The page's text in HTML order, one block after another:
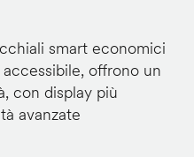
smart economici
offrono un
con display più
avanzate